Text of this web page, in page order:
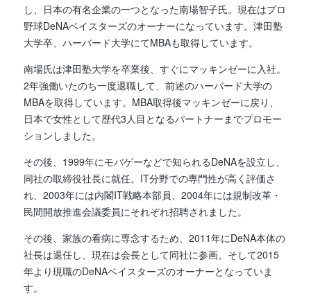
し、日本の有名企業の一つとなった南場智子氏。現在はプロ
野球DeNAベイスターズのオーナーになっています。津田塾
大学卒、ハーバード大学にてMBAも取得しています。
南場氏は津田塾大学を卒業後、すぐにマッキンゼーに入社。
2年強働いたのち一度退職して、前述のハーバード大学の
MBAを取得しています。MBA取得後マッキンゼーに戻り、
日本で女性として歴代3人目となるパートナーまでプロモー
ションしました。
その後、1999年にモバゲーなどで知られるDeNAを設立し、
同社の取締役社長に就任。IT分野での専門性が高く評価さ
れ、2003年には内閣IT戦略本部員、2004年には規制改革・
民間開放推進会議委員にそれぞれ招聘されました。
その後、家族の看病に専念するため、2011年にDeNA本体の
社長は退任し、現在は会長として同社に参画。そして2015
年より現職のDeNAベイスターズのオーナーとなっていま
す。